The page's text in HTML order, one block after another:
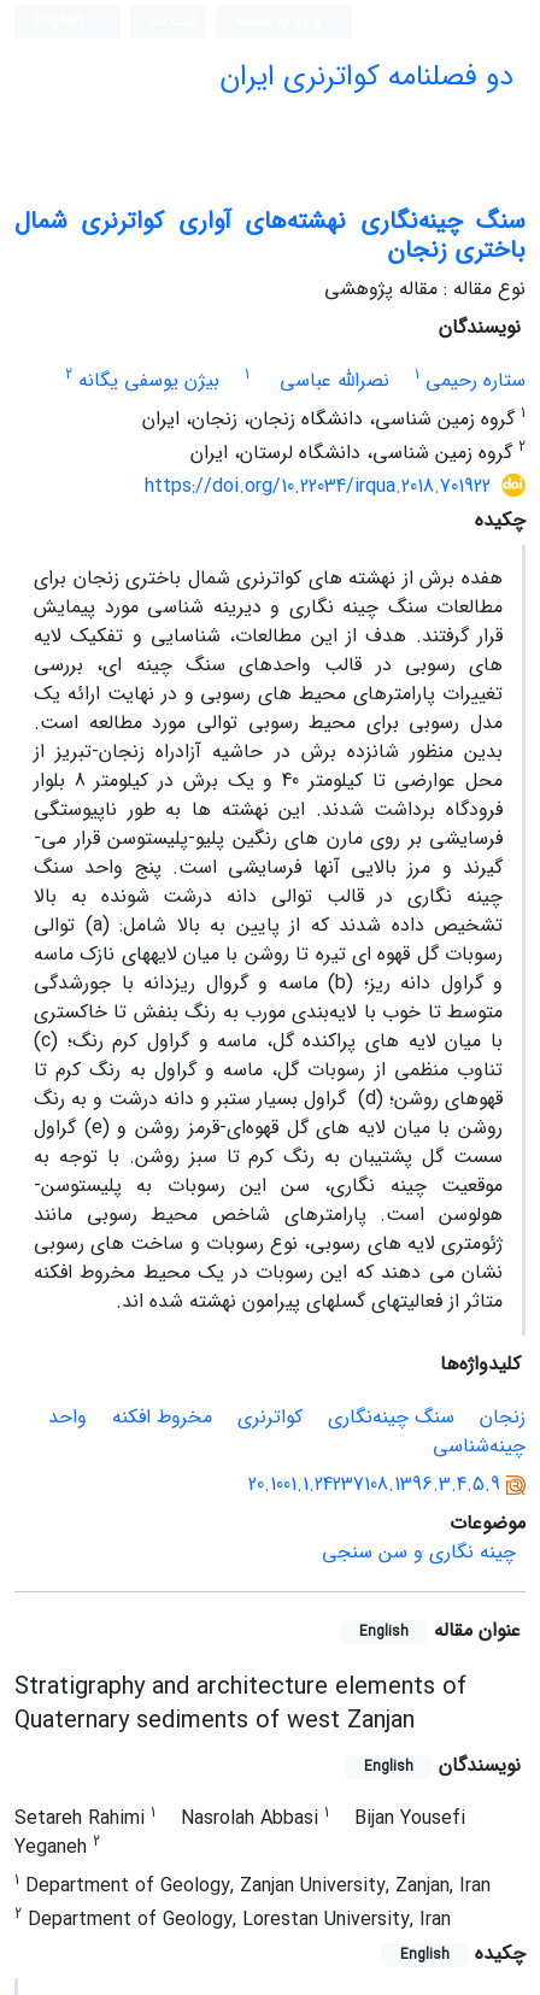
دو فصلنامه کواترنری ایران
سنگ چینه‌نگاری نهشته‌های آواری کواترنری شمال
باختری زنجان
نوع مقاله : مقاله پژوهشی
نویسندگان
ستاره رحیمی 1 نصرالله عباسی 1 بیژن یوسفی یگانه 2
1 گروه زمین شناسی، دانشگاه زنجان، زنجان، ایران
2 گروه زمین شناسی، دانشگاه لرستان، ایران
https://doi.org/10.22034/irqua.2018.701922
چکیده
هفده برش از نهشته ­های کواترنری شمال باختری زنجان برای
مطالعات سنگ چینه­ نگاری و دیرینه ­شناسی مورد پیمایش
قرار گرفتند. هدف از این مطالعات، شناسایی و تفکیک لایه
های رسوبی در قالب واحدهای سنگ چینه ای، بررسی
تغییرات پارامترهای محیط های رسوبی و در نهایت ارائه یک
مدل رسوبی برای محیط رسوبی توالی مورد مطالعه است.
بدین منظور شانزده برش در حاشیه آزاد­راه زنجان-تبریز از
محل عوارضی تا کیلومتر 40 و یک برش در کیلومتر 8 بلوار
فرودگاه برداشت شدند. این نهشته ­ها به طور ناپیوستگی
فرسایشی بر روی مارن­ های رنگین پلیو-پلیستوسن قرار می­
گیرند و مرز بالایی آن­ها فرسایشی است. پنج واحد سنگ
چینه­ نگاری در قالب توالی دانه درشت شونده به بالا
تشخیص داده شدند که از پایین به بالا شامل: (a) توالی
رسوبات گل قهوه ­ای تیره تا روشن با میان لایه­های نازک ماسه
و گراول دانه ریز؛ (b) ماسه و گروال ریزدانه با جورشدگی
متوسط تا خوب با لایهبندی مورب به رنگ بنفش تا خاکستری
با میان لایه­ های پراکنده گل، ماسه و گراول کرم رنگ؛ (c
)
تناوب منظمی از رسوبات گل، ماسه و گراول به رنگ کرم تا
قهوه­ای روشن؛ (d) گراول بسیار ستبر و دانه درشت و به رنگ
روشن با میان لایه­ های گل قهوهای-قرمز روشن و (e) گراول
سست گل پشتیبان به رنگ کرم تا سبز روشن. با توجه به
موقعیت چینه ­نگاری، سن این رسوبات به پلیستوسن-
هولوسن است. پارامترهای شاخص محیط رسوبی مانند
ژئومتری لایه های رسوبی، نوع رسوبات و ساخت های رسوبی
نشان می دهند که این رسوبات در یک محیط مخروط افکنه
متاثر از فعالیت­های گسل­های پیرامون نهشته شده ­اند.
کلیدواژه‌ها
زنجان
سنگ چینه‌نگاری کواترنری مخروط افکنه
واحد
چینه‌شناسی
20.1001.1.24237108.1396.3.4.5.9
موضوعات
چینه نگاری و سن سنجی
عنوان مقاله English
Stratigraphy and architecture elements of
Quaternary sediments of west Zanjan
نویسندگان English
Setareh Rahimi 1 Nasrolah Abbasi 1
Bijan Yousefi
Yeganeh 2
1 Department of Geology, Zanjan University, Zanjan, Iran
2 Department of Geology, Lorestan University, Iran
چکیده
English